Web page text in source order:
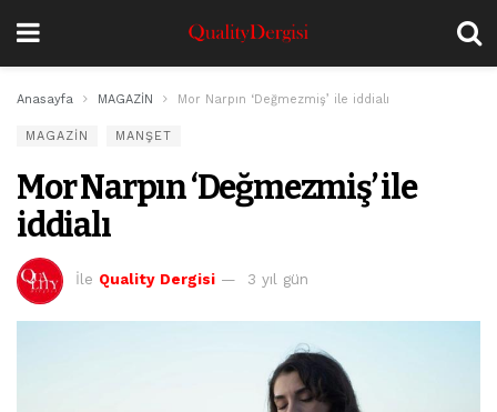
Anasayfa MAGAZİN Mor Narpın ‘Değmezmiş’ ile iddialı
MAGAZİN MANŞET
Mor Narpın ‘Değmezmiş’ ile
iddialı
İle Quality Dergisi 3 yıl gün